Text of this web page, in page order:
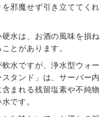
邪魔せず引き立ててくれ
水は、お酒の風味を損ね
とがあります。
水ですが、浄水型ウォー
タンド」は、サーバー内
まれる残留塩素や不純物
です。